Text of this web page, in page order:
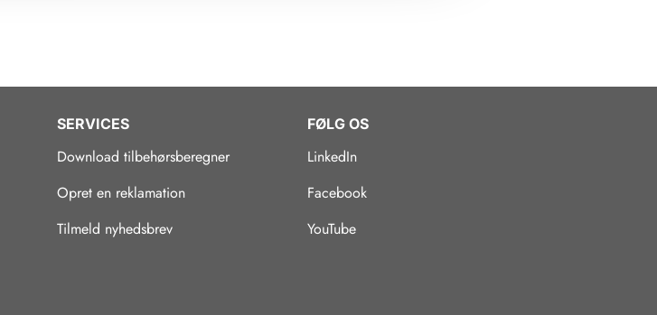
SERVICES
Download tilbehørsberegner
Opret en reklamation
Tilmeld nyhedsbrev
FØLG OS
LinkedIn
Facebook
YouTube